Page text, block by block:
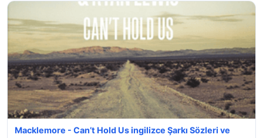
Macklemore - Can’t Hold Us ingilizce Şarkı Sözleri ve